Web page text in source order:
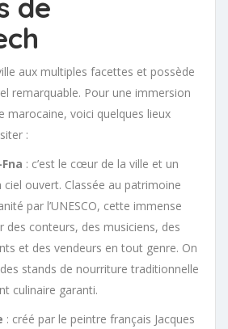
de
aux multiples facettes et possède
remarquable. Pour une immersion
marocaine, voici quelques lieux
:
: c’est le cœur de la ville et un
ouvert. Classée au patrimoine
par l’UNESCO, cette immense
des conteurs, des musiciens, des
et des vendeurs en tout genre. On
stands de nourriture traditionnelle
culinaire garanti.
: créé par le peintre français Jacques